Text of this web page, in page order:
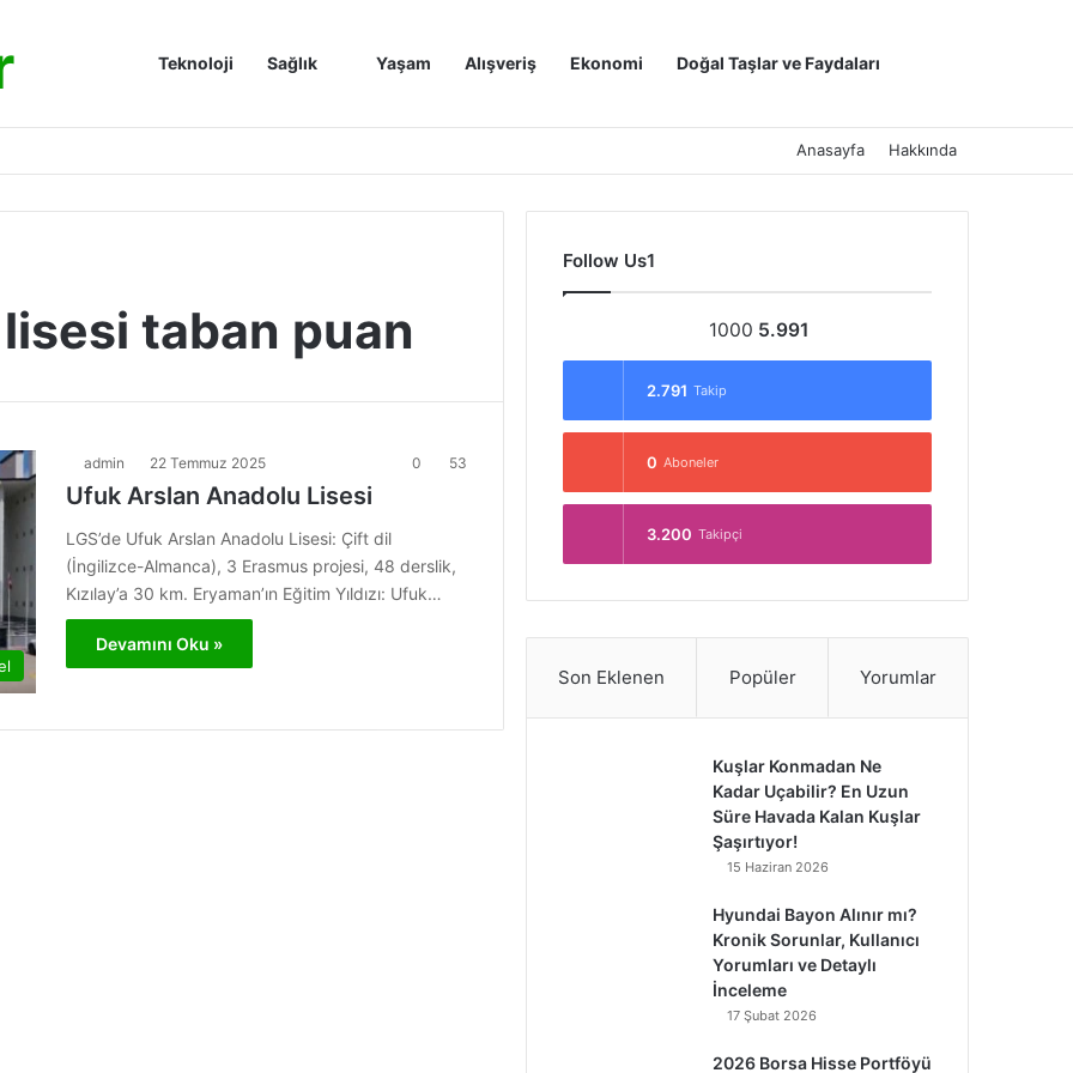
Anasayfa
Teknoloji Sağlık Yaşam Alışveriş Ekonomi Doğal Taşlar ve Faydaları
Anasayfa Hakkında
taban puan
admin 22 Temmuz 2025 0 53
Ufuk Arslan Anadolu Lisesi
LGS’de Ufuk Arslan Anadolu Lisesi: Çift dil
(İngilizce-Almanca), 3 Erasmus projesi, 48 derslik,
Kızılay’a 30 km. Eryaman’ın Eğitim Yıldızı: Ufuk…
Devamını Oku »
Follow Us1
1000 5.991
2.791 Takip
0 Aboneler
3.200 Takipçi
Son Eklenen Popüler Yorumlar
Kuşlar Konmadan Ne
Kadar Uçabilir? En Uzun
Süre Havada Kalan Kuşlar
Şaşırtıyor!
15 Haziran 2026
Hyundai Bayon Alınır mı?
Kronik Sorunlar, Kullanıcı
Yorumları ve Detaylı
İnceleme
17 Şubat 2026
2026 Borsa Hisse Portföyü